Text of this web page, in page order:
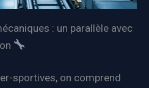
: un parallèle avec
sportives, on comprend